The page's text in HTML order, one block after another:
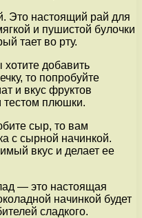
Это настоящий рай для
и пушистой булочки
тает во рту.
добавить
то попробуйте
и вкус фруктов
тестом плюшки.
сыр, то вам
с сырной начинкой.
вкус и делает ее
— это настоящая
начинкой будет
сладкого.